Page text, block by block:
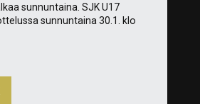
sunnuntaina. SJK U17
sunnuntaina 30.1. klo